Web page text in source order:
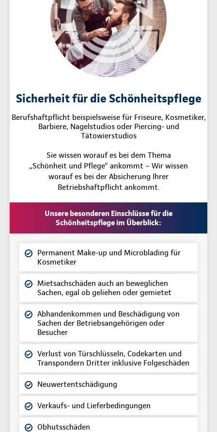
Sicherheit für die Schönheitspflege
Berufshaftpflicht beispielsweise für Friseure, Kosmetiker,
Barbiere, Nagelstudios oder Piercing- und
Tätowierstudios
Sie wissen worauf es bei dem Thema
„Schönheit und Pflege“ ankommt – Wir wissen
worauf es bei der Absicherung Ihrer
Betriebshaftpflicht ankommt.
Unsere besonderen Einschlüsse für die
Schönheitspflege im Überblick:
Permanent Make-up und Microblading für
Kosmetiker
Mietsachschäden auch an beweglichen
Sachen, egal ob geliehen oder gemietet
Abhandenkommen und Beschädigung von
Sachen der Betriebsangehörigen oder
Besucher
Verlust von Türschlüsseln, Codekarten und
Transpondern Dritter inklusive Folgeschäden
Neuwertentschädigung
Verkaufs- und Lieferbedingungen
Obhutsschäden